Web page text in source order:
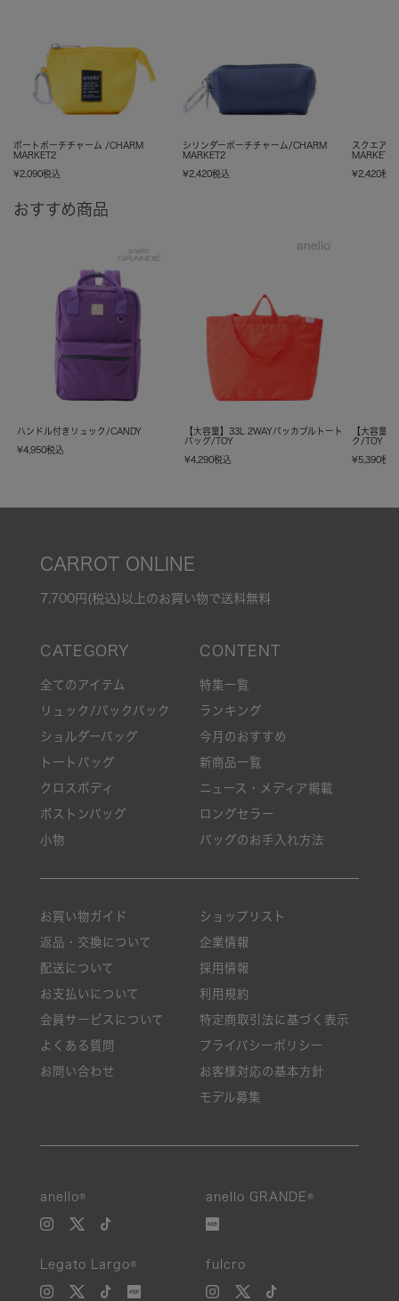
ボートポーチチャーム /CHARM
MARKET2
¥2,090税込
シリンダーポーチチャーム/CHARM
MARKET2
¥2,420税込
スクエア
MARKET2
¥2,420税込
おすすめ商品
ハンドル付きリュック/CANDY
¥4,950税込
【大容量】33L 2WAYパッカブルトート
バッグ/TOY
¥4,290税込
【大容量
ク/TOY
¥5,390税込
CARROT ONLINE
7,700円(税込)以上のお買い物で送料無料
全てのアイテム
リュック/バックパック
ショルダーバッグ
トートバッグ
クロスボディ
ボストンバッグ
小物
特集一覧
ランキング
今月のおすすめ
新商品一覧
ニュース・メディア掲載
ロングセラー
バッグのお手入れ方法
お買い物ガイド
返品・交換について
配送について
お支払いについて
会員サービスについて
よくある質問
お問い合わせ
ショップリスト
企業情報
採用情報
利用規約
特定商取引法に基づく表示
プライバシーポリシー
お客様対応の基本方針
モデル募集
anello® anello GRANDE®
Legato Largo® fulcro